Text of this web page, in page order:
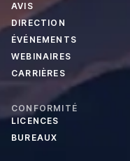
AVIS
DIRECTION
ÉVÉNEMENTS
WEBINAIRES
CARRIÈRES
CONFORMITÉ
LICENCES
BUREAUX